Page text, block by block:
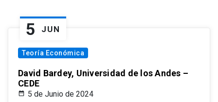
5 JUN
Teoría Económica
David Bardey, Universidad de los Andes –
CEDE
5 de Junio de 2024